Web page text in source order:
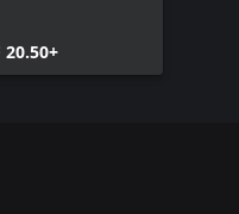
20.50+